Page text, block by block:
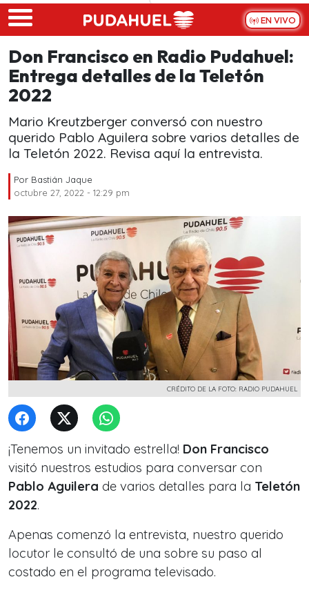
Skip to main content
EN VIVO
Don Francisco en Radio Pudahuel:
Entrega detalles de la Teletón
2022
Mario Kreutzberger conversó con nuestro
querido Pablo Aguilera sobre varios detalles de
la Teletón 2022. Revisa aquí la entrevista.
Por Bastián Jaque
octubre 27, 2022 - 12:29 pm
CRÉDITO DE LA FOTO: RADIO PUDAHUEL
¡Tenemos un invitado estrella! Don Francisco
visitó nuestros estudios para conversar con
Pablo Aguilera de varios detalles para la Teletón
2022.
Apenas comenzó la entrevista, nuestro querido
locutor le consultó de una sobre su paso al
costado en el programa televisado.